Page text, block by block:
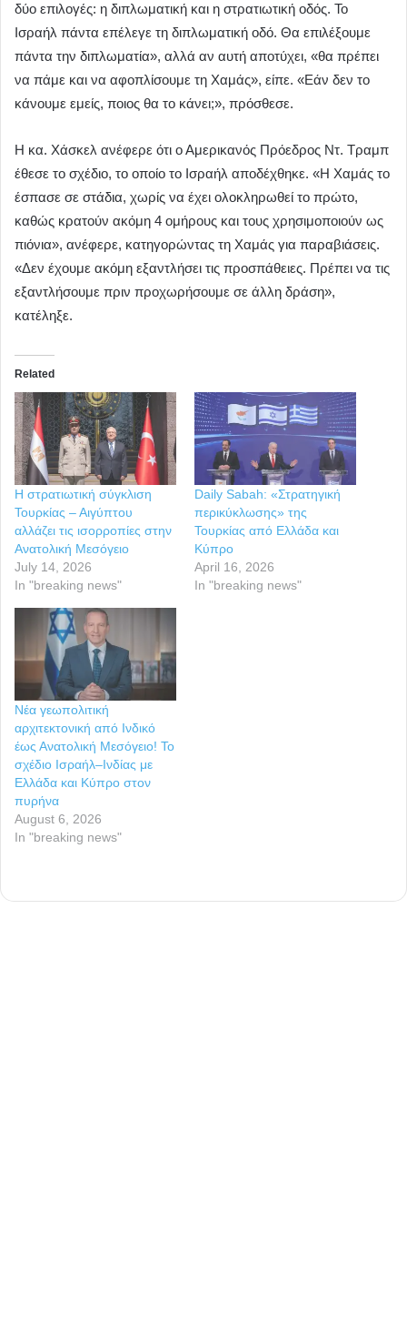
δύο επιλογές: η διπλωματική και η στρατιωτική οδός. Το
Ισραήλ πάντα επέλεγε τη διπλωματική οδό. Θα επιλέξουμε
πάντα την διπλωματία», αλλά αν αυτή αποτύχει, «θα πρέπει
να πάμε και να αφοπλίσουμε τη Χαμάς», είπε. «Εάν δεν το
κάνουμε εμείς, ποιος θα το κάνει;», πρόσθεσε.
Η κα. Χάσκελ ανέφερε ότι ο Αμερικανός Πρόεδρος Ντ. Τραμπ
έθεσε το σχέδιο, το οποίο το Ισραήλ αποδέχθηκε. «Η Χαμάς το
έσπασε σε στάδια, χωρίς να έχει ολοκληρωθεί το πρώτο,
καθώς κρατούν ακόμη 4 ομήρους και τους χρησιμοποιούν ως
πιόνια», ανέφερε, κατηγορώντας τη Χαμάς για παραβιάσεις.
«Δεν έχουμε ακόμη εξαντλήσει τις προσπάθειες. Πρέπει να τις
εξαντλήσουμε πριν προχωρήσουμε σε άλλη δράση»,
κατέληξε.
Related
Η στρατιωτική σύγκλιση
Τουρκίας – Αιγύπτου
αλλάζει τις ισορροπίες στην
Ανατολική Μεσόγειο
July 14, 2026
In "breaking news"
Daily Sabah: «Στρατηγική
περικύκλωσης» της
Τουρκίας από Ελλάδα και
Κύπρο
April 16, 2026
In "breaking news"
Νέα γεωπολιτική
αρχιτεκτονική από Ινδικό
έως Ανατολική Μεσόγειο! Το
σχέδιο Ισραήλ–Ινδίας με
Ελλάδα και Κύπρο στον
πυρήνα
August 6, 2026
In "breaking news"